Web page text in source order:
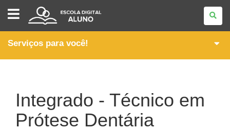
ESCOLA
DIGITAL
-
ALUNO
Serviços para você!
Integrado - Técnico em
Prótese Dentária